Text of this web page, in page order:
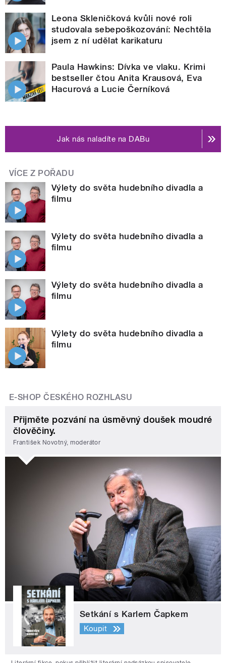
Leona Skleničková kvůli nové roli
studovala sebepoškozování: Nechtěla
jsem z ní udělat karikaturu
Paula Hawkins: Dívka ve vlaku. Krimi
bestseller čtou Anita Krausová, Eva
Hacurová a Lucie Černíková
Jak nás naladíte na DABu
VÍCE Z POŘADU
Výlety do světa hudebního divadla a
filmu
Výlety do světa hudebního divadla a
filmu
Výlety do světa hudebního divadla a
filmu
Výlety do světa hudebního divadla a
filmu
E-SHOP ČESKÉHO ROZHLASU
Přijměte pozvání na úsměvný doušek moudré
člověčiny.
František Novotný, moderátor
Setkání s Karlem Čapkem
Koupit